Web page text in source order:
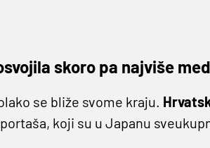
skoro pa najviše
se bliže svome kraju.
koji su u Japanu